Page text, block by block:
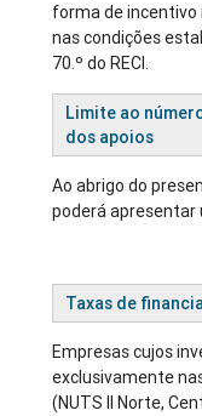
forma de incentivo
nas condições
70.º do RECI.
Limite ao
dos apoios
Ao abrigo do
poderá apresentar
Taxas de
​Empresas cujos
exclusivamente
(NUTS II Norte,